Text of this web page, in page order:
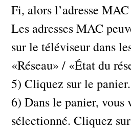
Fi, alors l’adresse
Les adresses MAC
sur le téléviseur dans
«Réseau» / «État du
5) Cliquez sur le panier.
6) Dans le panier,
sélectionné. Cliquez